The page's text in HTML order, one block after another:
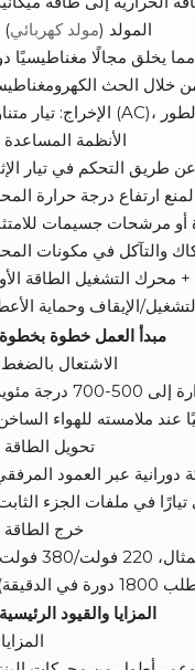
طاقة موثوقة تبدأ من المحرك: محرك ديزل ONEW POWER للمولدات
(2) المولد (مولد كهربائي)
(3) الأنظمة المساعدة
2. مبدأ العمل خطوة بخطوة
(1) الاشتعال بالضغط
(2) تحويل الطاقة
(3) خرج الطاقة
3. المزايا والقيود الرئيسية
(1) المزايا